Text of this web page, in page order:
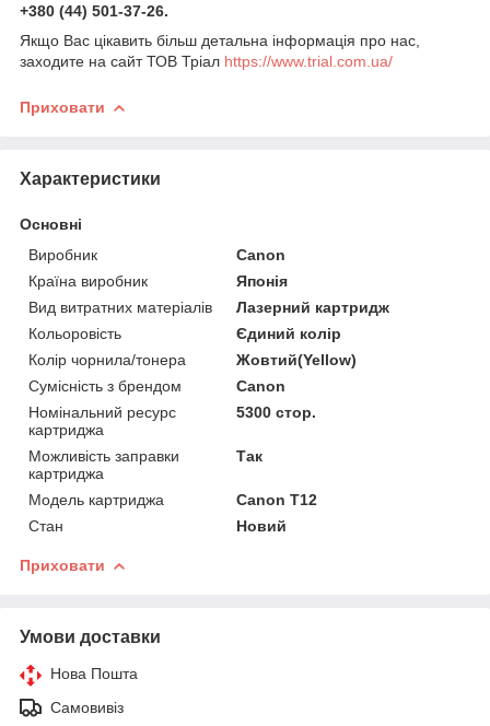
+380 (44) 501-37-26.
Якщо Вас цікавить більш детальна інформація про нас,
заходите на сайт ТОВ Тріал https://www.trial.com.ua/
Приховати
Характеристики
Основні
Виробник
Canon
Країна виробник
Японія
Вид витратних матеріалів
Лазерний картридж
Кольоровість
Єдиний колір
Колір чорнила/тонера
Жовтий(Yellow)
Сумісність з брендом
Canon
Номінальний ресурс
картриджа
5300 стор.
Можливість заправки
картриджа
Так
Модель картриджа
Canon T12
Стан
Новий
Приховати
Умови доставки
Нова Пошта
Самовивіз